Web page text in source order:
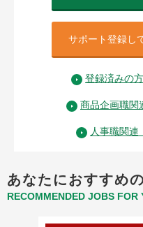
サポート登録し
登録済みの
商品企画職関
人事職関連
あなたにおすすめ
RECOMMENDED JOBS FOR